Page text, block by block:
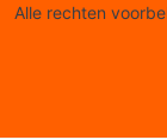
Alle rechten